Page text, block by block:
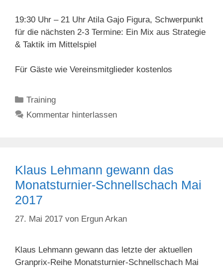
19:30 Uhr – 21 Uhr Atila Gajo Figura, Schwerpunkt
für die nächsten 2-3 Termine: Ein Mix aus Strategie
& Taktik im Mittelspiel
Für Gäste wie Vereinsmitglieder kostenlos
Kategorien
Training
Kommentar hinterlassen
Klaus Lehmann gewann das
Monatsturnier-Schnellschach Mai
2017
27. Mai 2017 von Ergun Arkan
Klaus Lehmann gewann das letzte der aktuellen
Granprix-Reihe Monatsturnier-Schnellschach Mai